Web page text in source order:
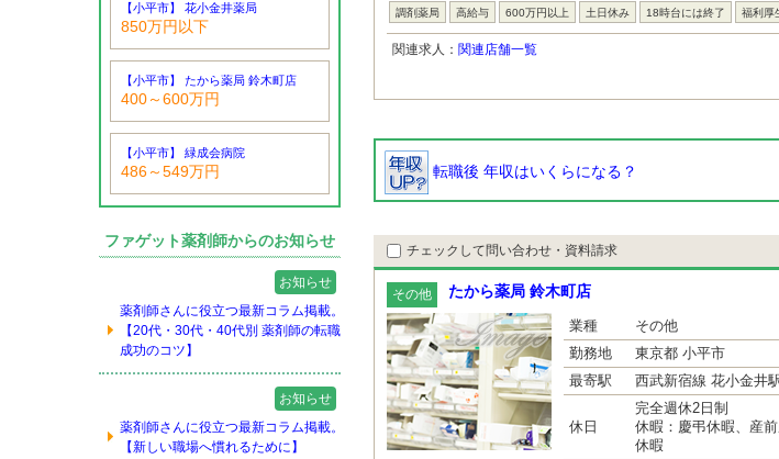
【小平市】 花小金井薬局
850万円以下
【小平市】 たから薬局 鈴木町店
400～600万円
【小平市】 緑成会病院
486～549万円
ファゲット薬剤師からのお知らせ
お知らせ
薬剤師さんに役立つ最新コラム掲載。
【20代・30代・40代別 薬剤師の転職
成功のコツ】
お知らせ
薬剤師さんに役立つ最新コラム掲載。
【新しい職場へ慣れるために】
調剤薬局 高給与 600万円以上 土日休み 18時台には終了 福利厚
関連求人： 関連店舗一覧
転職後 年収はいくらになる？
チェックして問い合わせ・資料請求
その他 たから薬局 鈴木町店
業種
その他
勤務地
東京都 小平市
最寄駅
西武新宿線 花小金井
休日
完全週休2日制
休暇：慶弔休暇、産
休暇